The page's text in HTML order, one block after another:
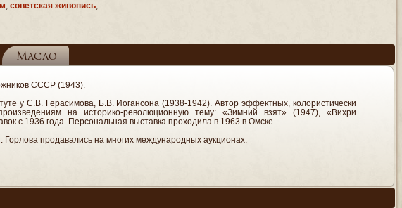
советская живопись,
Масло
СССР (1943).
у С.В. Герасимова, Б.В. Иогансона (1938-1942). Автор эффектных, колористически
на историко-революционную тему: «Зимний взят» (1947), «Вихри
с 1936 года. Персональная выставка проходила в 1963 в Омске.
продавались на многих международных аукционах.